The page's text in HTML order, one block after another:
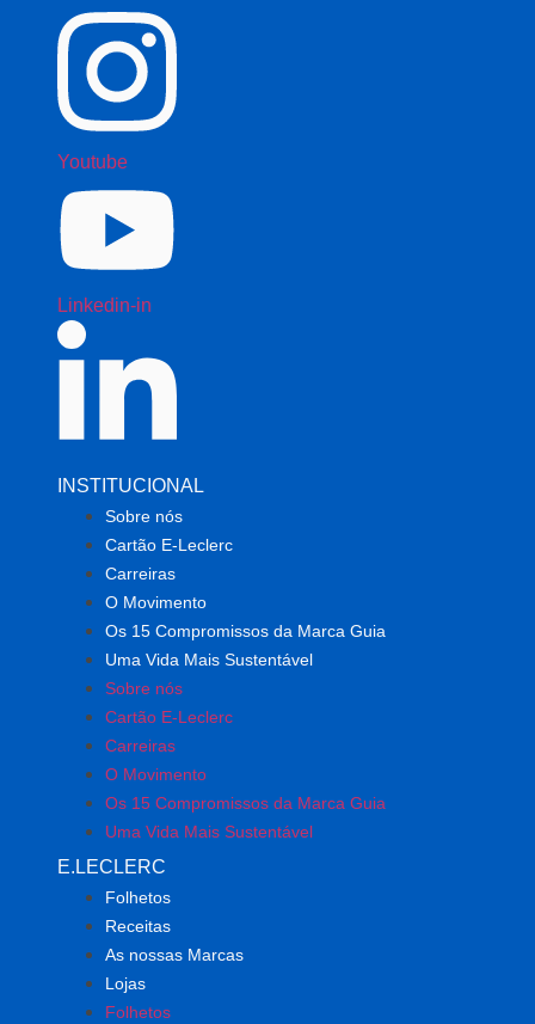
Youtube
Linkedin-in
INSTITUCIONAL
Sobre nós
Cartão E-Leclerc
Carreiras
O Movimento
Os 15 Compromissos da Marca Guia
Uma Vida Mais Sustentável
Sobre nós
Cartão E-Leclerc
Carreiras
O Movimento
Os 15 Compromissos da Marca Guia
Uma Vida Mais Sustentável
E.LECLERC
Folhetos
Receitas
As nossas Marcas
Lojas
Folhetos